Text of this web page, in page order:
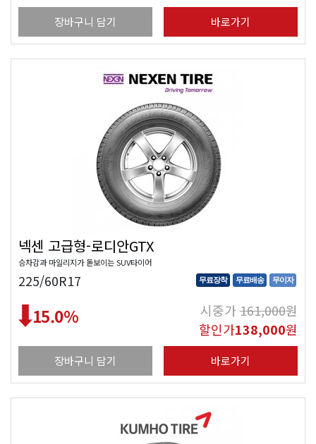
장바구니 담기 바로가기
넥센 고급형-로디안GTX
승차감과 마일리지가 돋보이는 SUV타이어
225/60R17 무료장착 무료배송 무이자
15.0% 시중가161,000원
할인가138,000원
장바구니 담기 바로가기